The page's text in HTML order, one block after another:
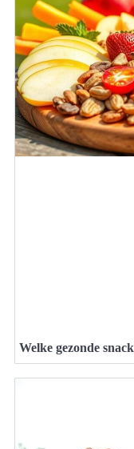
Welke gezonde